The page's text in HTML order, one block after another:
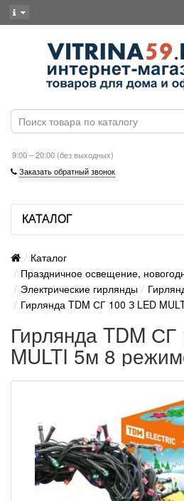
9:00 – 20:00 (без выходных)
Заказать обратный звонок
КАТАЛОГ
Каталог
Праздничное освещение,
Электрические гирлянды
Гирлянда TDM СГ 100 З LED
Гирлянда TDM
MULTI 5м 8